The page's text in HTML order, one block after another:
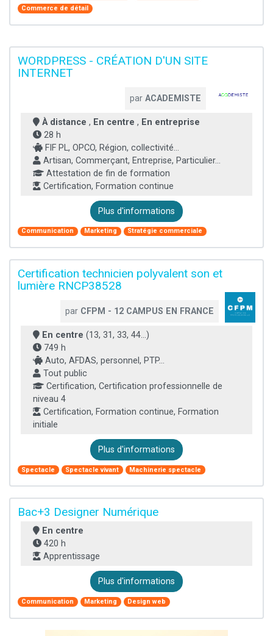
Commerce de détail
WORDPRESS - CRÉATION D'UN SITE
INTERNET
parACADEMISTE
À distance , En centre , En entreprise
28 h
FIF PL, OPCO, Région, collectivité...
Artisan, Commerçant, Entreprise, Particulier...
Attestation de fin de formation
Certification, Formation continue
Plus d'informations
Communication Marketing Stratégie commerciale
Certification technicien polyvalent son et
lumière RNCP38528
par CFPM - 12 CAMPUS EN FRANCE
En centre (13, 31, 33, 44...)
749 h
Auto, AFDAS, personnel, PTP...
Tout public
Certification, Certification professionnelle de
niveau 4
Certification, Formation continue, Formation
initiale
Plus d'informations
Spectacle Spectacle vivant Machinerie spectacle
Bac+3 Designer Numérique
En centre
420 h
Apprentissage
Plus d'informations
Communication Marketing Design web